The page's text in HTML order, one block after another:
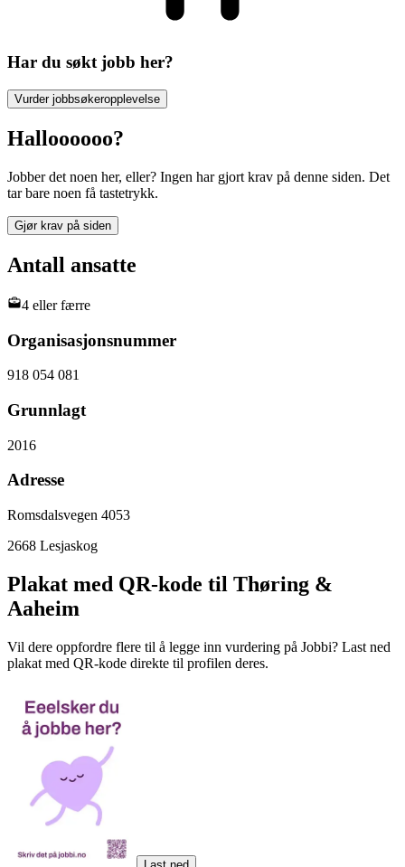
Har du søkt jobb her?
Vurder jobbsøkeropplevelse
Halloooooo?
Jobber det noen her, eller? Ingen har gjort krav på denne siden. Det
tar bare noen få tastetrykk.
Gjør krav på siden
Antall ansatte
4 eller færre
Organisasjonsnummer
918 054 081
Grunnlagt
2016
Adresse
Romsdalsvegen 4053
2668 Lesjaskog
Plakat med QR-kode til Thøring &
Aaheim
Vil dere oppfordre flere til å legge inn vurdering på Jobbi? Last ned
plakat med QR-kode direkte til profilen deres.